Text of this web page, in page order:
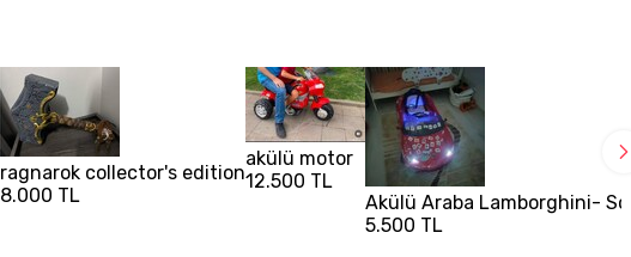
ragnarok collector's edition
8.000 TL
akülü motor
12.500 TL
Akülü Araba Lamborghini-
5.500 TL